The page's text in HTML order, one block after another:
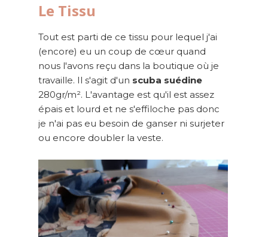
Le Tissu
Tout est parti de ce tissu pour lequel j'ai
(encore) eu un coup de cœur quand
nous l'avons reçu dans la boutique où je
travaille. Il s'agit d'un scuba suédine
280gr/m². L'avantage est qu'il est assez
épais et lourd et ne s'effiloche pas donc
je n'ai pas eu besoin de ganser ni surjeter
ou encore doubler la veste.